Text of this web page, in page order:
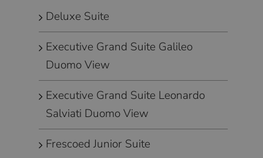
Deluxe Suite
Executive Grand Suite Galileo
Duomo View
Executive Grand Suite Leonardo
Salviati Duomo View
Frescoed Junior Suite